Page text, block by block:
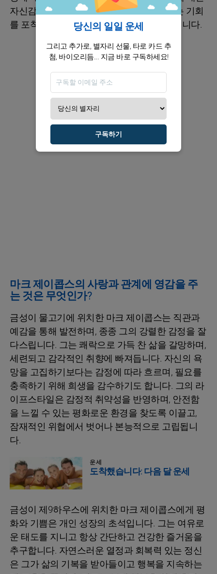
자신감을 균형 있게 유지하며, 그가 마주치는 기회
를 포착하기 위한 날카로운 본능을 발전시킵니다.
마크 제이콥스의 사랑과 관계에 영감을 주
는 것은 무엇인가?
금성이 물고기에 위치한 마크 제이콥스는 직관과
예감을 통해 발전하며, 종종 그의 강렬한 감정을 잘
다스립니다. 그는 쾌락으로 가득 찬 삶을 갈망하며,
세련되고 감각적인 취향에 빠져듭니다. 자신의 욕
망을 고집하기보다는 감정에 따라 흐르며, 필요를
충족하기 위해 희생을 감수하기도 합니다. 그의 라
이프스타일은 감정적 취약성을 반영하며, 안전함
을 느낄 수 있는 평화로운 환경을 찾도록 이끌고,
잠재적인 위협에서 벗어나 본능적으로 고립됩니
다.
운세
도착했습니다: 다음 달 운세
금성이 제9하우스에 위치한 마크 제이콥스에게 평
화와 기쁨은 개인 성장의 초석입니다. 그는 여유로
운 태도를 지니고 항상 간단하고 건강한 즐거움을
추구합니다. 자연스러운 열정과 회복력 있는 정신
은 그가 삶의 기복을 받아들이고 행복을 지속하는
당신의 일일 운세
그리고 추가로, 별자리 선물, 타로 카드 추
첨, 바이오리듬... 지금 바로 구독하세요!
구독하기